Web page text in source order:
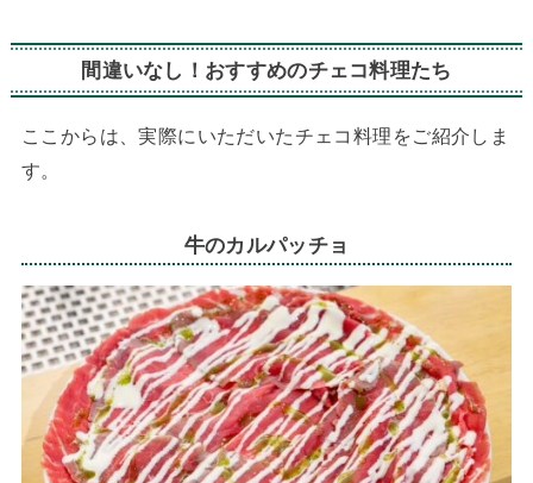
間違いなし！おすすめのチェコ料理たち
ここからは、実際にいただいたチェコ料理をご紹介しま
す。
牛のカルパッチョ